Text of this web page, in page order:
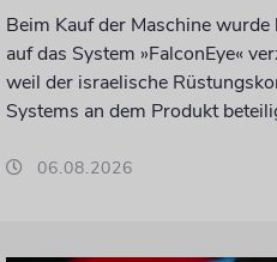
Beim Kauf der Maschine wurde
auf das System »FalconEye«
weil der israelische
Systems an dem Produkt
06.08.2026